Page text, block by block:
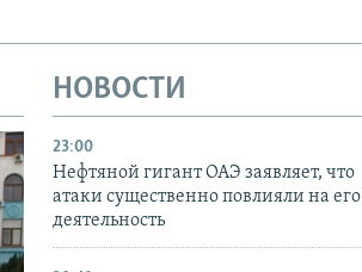
НОВОСТИ
23:00
Нефтяной гигант ОАЭ заявляет, что
атаки существенно повлияли на его
деятельность